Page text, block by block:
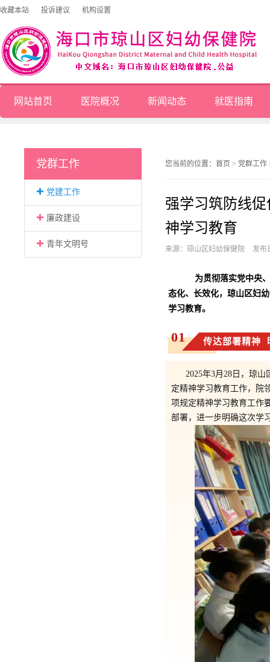
收藏本站 投诉建议 机构设置
网站首页 医院概况 新闻动态 就医指南
党群工作
党建工作
廉政建设
青年文明号
您当前的位置： 首页 > 党群工作
强学习筑防线
神学习教育
来源：琼山区妇幼保健院 发布
为贯彻落实党中央
态化、长效化，琼山区妇
学习教育。
01 传达部署精神
2025年3月28日，琼
定精神学习教育工作，院
项规定精神学习教育工作
部署，进一步明确这次学